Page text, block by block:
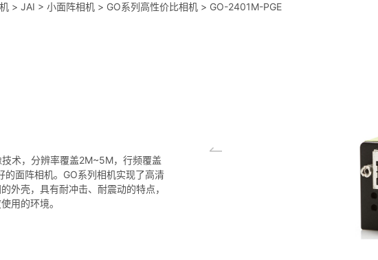
>JAI >小面阵相机 > GO系列高性价比相机 > GO-2401M-PGE
术，分辨率覆盖2M~5M，行频覆盖
面阵相机。GO系列相机实现了高清
外壳，具有耐冲击、耐震动的特点，
用的环境。